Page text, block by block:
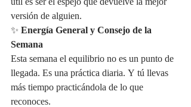
versión de alguien.
✨ Energía General y Consejo de la
Semana
Esta semana el equilibrio no es un punto de
llegada. Es una práctica diaria. Y tú llevas
más tiempo practicándola de lo que
reconoces.